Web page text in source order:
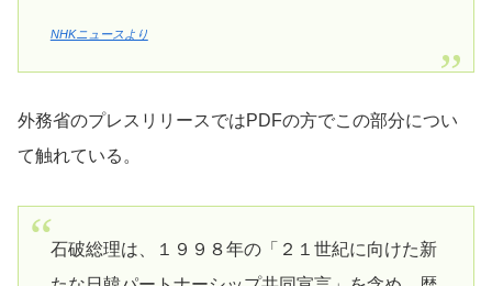
NHKニュースより
外務省のプレスリリースではPDFの方でこの部分につい
て触れている。
石破総理は、１９９８年の「２１世紀に向けた新